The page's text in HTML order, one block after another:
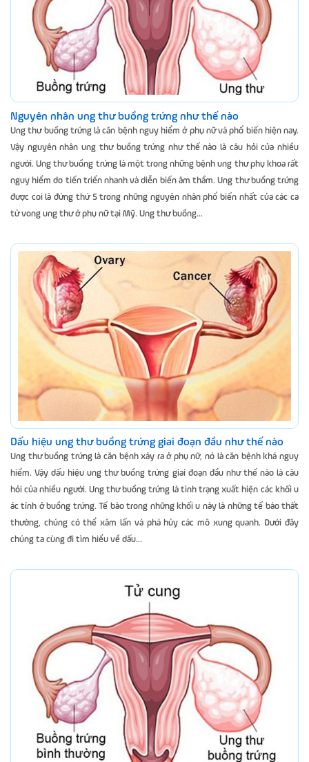
Nguyên nhân ung thư buồng trứng như thế nào
Ung thư buồng trứng là căn bệnh nguy hiểm ở phụ nữ và phổ biến hiện nay.
Vậy nguyên nhân ung thư buồng trứng như thế nào là câu hỏi của nhiều
người. Ung thư buồng trứng là một trong những bệnh ung thư phụ khoa rất
nguy hiểm do tiến triển nhanh và diễn biến âm thầm. Ung thư buồng trứng
được coi là đứng thứ 5 trong những nguyên nhân phổ biến nhất của các ca
tử vong ung thư ở phụ nữ tại Mỹ. Ung thư buồng...
Dấu hiệu ung thư buồng trứng giai đoạn đầu như thế nào
Ung thư buồng trứng là căn bệnh xảy ra ở phụ nữ, nó là căn bệnh khá nguy
hiểm. Vậy dấu hiệu ung thư buồng trứng giai đoạn đầu như thế nào là câu
hỏi của nhiều người. Ung thư buồng trứng là tình trạng xuất hiện các khối u
ác tính ở buồng trứng. Tế bào trong những khối u này là những tế bào thất
thường, chúng có thể xâm lấn và phá hủy các mô xung quanh. Dưới đây
chúng ta cùng đi tìm hiểu về dấu...